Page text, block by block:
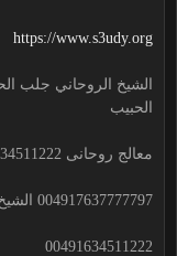
https://www.s3udy.org
الحبيب
معالج روحانى 00491634511222
004917637777797 الشيخ الروحاني جلب الحبيب و خلال ساعة
00491634511222